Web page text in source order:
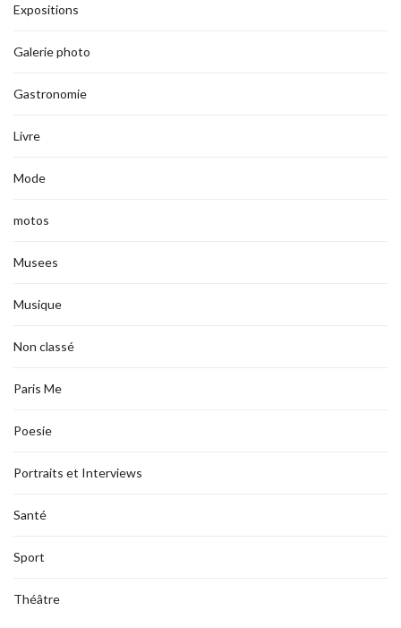
Expositions
Galerie photo
Gastronomie
Livre
Mode
motos
Musees
Musique
Non classé
Paris Me
Poesie
Portraits et Interviews
Santé
Sport
Théâtre